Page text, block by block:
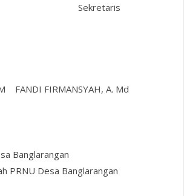
FANDI FIRMANSYAH, A. Md
Banglarangan
PRNU Desa Banglarangan